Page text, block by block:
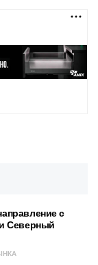
с
Северный